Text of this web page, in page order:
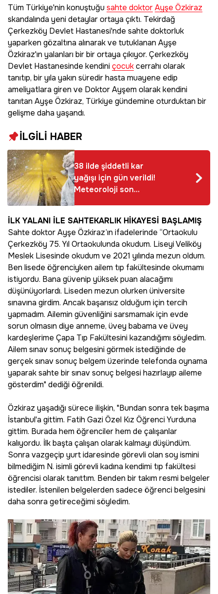
Tüm Türkiye'nin konuştuğu sahte doktorAyşe Özkiraz
skandalında yeni detaylar ortaya çıktı. Tekirdağ
Çerkezköy Devlet Hastanesi'nde sahte doktorluk
yaparken gözaltına alınarak ve tutuklanan Ayşe
Özkiraz'ın yalanları bir bir ortaya çıkıyor. Çerkezköy
Devlet Hastanesinde kendiniçocukcerrahı olarak
tanıtıp, bir yıla yakın süredir hasta muayene edip
ameliyatlara giren ve Doktor Ayşem olarak kendini
tanıtan Ayşe Özkiraz, Türkiye gündemine oturduktan bir
gelişme daha yaşandı.
İLGİLİ HABER
38 ilde şiddetli kar
yağışı için gün verildi!
Meteoroloji son
dakika açıkladı, hava
İLK YALANI İLE SAHTEKARLIK HİKAYESİ BAŞLAMIŞ
Sahte doktor Ayşe Özkiraz’ın ifadelerinde “Ortaokulu
Çerkezköy 75. Yıl Ortaokulunda okudum. Liseyi Veliköy
Meslek Lisesinde okudum ve 2021 yılında mezun oldum.
Ben lisede öğrenciyken ailem tıp fakültesinde okumamı
istiyordu. Bana güvenip yüksek puan alacağımı
düşünüyorlardı. Liseden mezun olurken üniversite
sınavına girdim. Ancak başarısız olduğum için tercih
yapmadım. Ailemin güvenliğini sarsmamak için evde
sorun olmasın diye anneme, üvey babama ve üvey
kardeşlerime Çapa Tıp Fakültesini kazandığımı söyledim.
Ailem sınav sonuç belgesini görmek istediğinde de
gerçek sınav sonuç belgem üzerinde telefonda oynama
yaparak sahte bir sınav sonuç belgesi hazırlayıp aileme
gösterdim" dediği öğrenildi.
Özkiraz yaşadığı sürece ilişkin, "Bundan sonra tek başıma
İstanbul'a gittim. Fatih Gazi Özel Kız Öğrenci Yurduna
gittim. Burada hem öğrenciler hem de çalışanlar
kalıyordu. İlk başta çalışan olarak kalmayı düşündüm.
Sonra vazgeçip yurt idaresinde görevli olan soy ismini
bilmediğim N. isimli görevli kadına kendimi tıp fakültesi
öğrencisi olarak tanıttım. Benden bir takım resmi belgeler
istediler. İstenilen belgelerden sadece öğrenci belgesini
daha sonra getireceğimi söyledim.